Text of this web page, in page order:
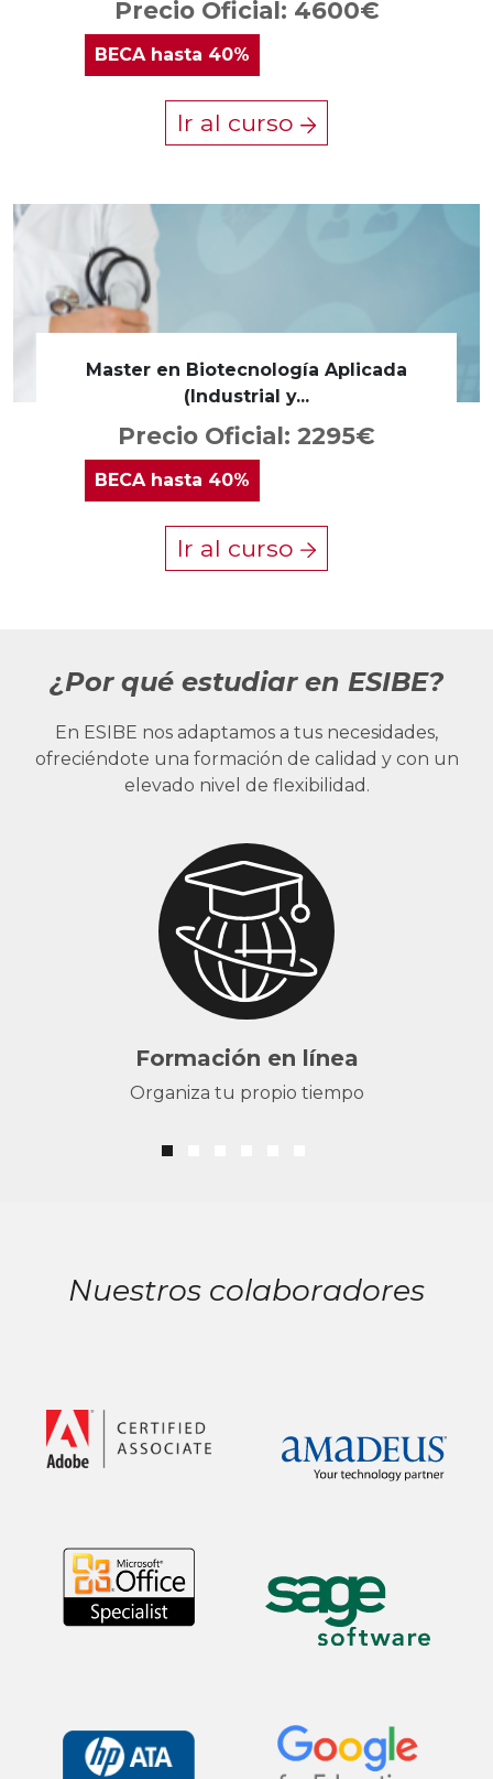
Precio Oficial: 4600€
BECAhasta 40%
Ir al curso
Master en Biotecnología Aplicada
(Industrial y...
Precio Oficial: 2295€
BECA hasta 40%
Ir al curso
¿Por qué estudiar en ESIBE?
En ESIBE nos adaptamos a tus necesidades,
ofreciéndote una formación de calidad y con un
elevado nivel de flexibilidad.
Formación en línea
Organiza tu propio tiempo
Nuestros colaboradores